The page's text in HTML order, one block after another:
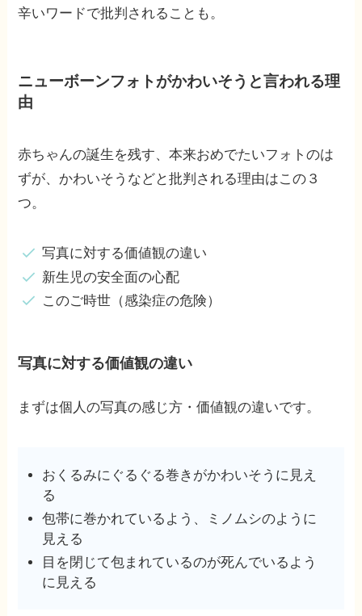
辛いワードで批判されることも。
ニューボーンフォトがかわいそうと言われる理
由
赤ちゃんの誕生を残す、本来おめでたいフォトのは
ずが、かわいそうなどと批判される理由はこの３
つ。
写真に対する価値観の違い
新生児の安全面の心配
このご時世（感染症の危険）
写真に対する価値観の違い
まずは個人の写真の感じ方・価値観の違いです。
おくるみにぐるぐる巻きがかわいそうに見え
る
包帯に巻かれているよう、ミノムシのように
見える
目を閉じて包まれているのが死んでいるよう
に見える